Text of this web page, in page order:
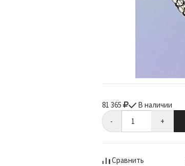
81 365
В наличии
-
+
Сравнить